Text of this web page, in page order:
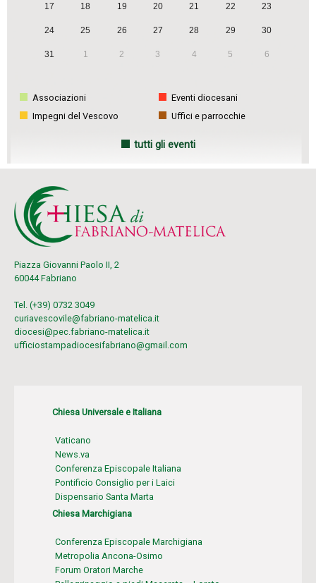
17 18 19 20 21 22 23
24 25 26 27 28 29 30
31 1 2 3 4 5 6
Associazioni
Eventi diocesani
Impegni del Vescovo
Uffici e parrocchie
tutti gli eventi
Piazza Giovanni Paolo II, 2
60044 Fabriano
Tel. (+39) 0732 3049
curiavescovile@fabriano-matelica.it
diocesi@pec.fabriano-matelica.it
ufficiostampadiocesifabriano@gmail.com
Chiesa Universale e Italiana
Vaticano
News.va
Conferenza Episcopale Italiana
Pontificio Consiglio per i Laici
Dispensario Santa Marta
Chiesa Marchigiana
Conferenza Episcopale Marchigiana
Metropolia Ancona-Osimo
Forum Oratori Marche